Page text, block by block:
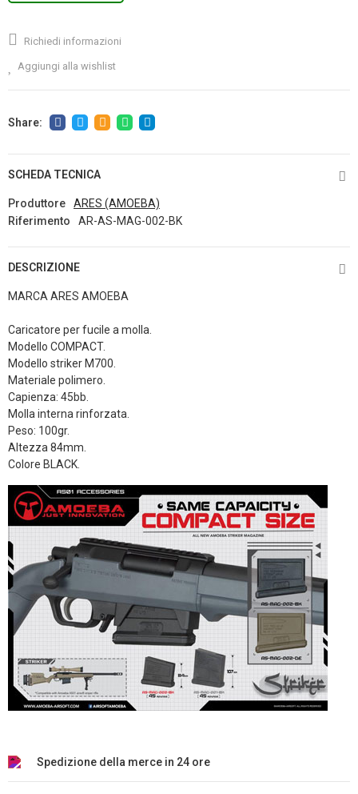
Richiedi informazioni
Aggiungi alla wishlist
SCHEDA TECNICA
Produttore
ARES (AMOEBA)
Riferimento
AR-AS-MAG-002-BK
DESCRIZIONE
MARCA ARES AMOEBA
Caricatore per fucile a molla.
Modello COMPACT.
Modello striker M700.
Materiale polimero.
Capienza: 45bb.
Molla interna rinforzata.
Peso: 100gr.
Altezza 84mm.
Colore BLACK.
Spedizione della merce in 24 ore